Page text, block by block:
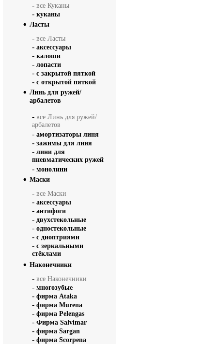
- все Куканы
- куканы
Ласты
- все Ласты
- аксессуары
- калоши
- лопасти
- с закрытой пяткой
- с открытой пяткой
Линь для ружей/
арбалетов
- все Линь для ружей/
арбалетов
- амортизаторы линя
- зажимы для линя
- лини для
пневматических ружей
- монолини
Маски
- все Маски
- аксессуары
- антифоги
- двухстекольные
- одностекольные
- с диоптриями
- с зеркальными
стёклами
Наконечники
- все Наконечники
- многозубые
- фирма Ataka
- фирма Murena
- фирма Pelengas
- Фирма Salvimar
- фирма Sargan
- фирма Scorpena